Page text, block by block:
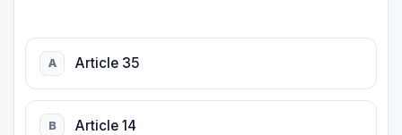
A Article 35
B Article 14